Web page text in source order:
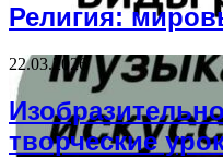
Религия:
22.03.2026
творческие